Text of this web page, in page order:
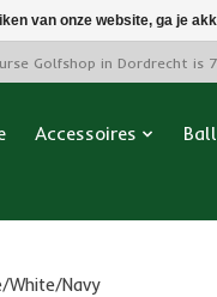
Golfshop in Dordrecht is
Accessoires
Navy
van onze website, ga je